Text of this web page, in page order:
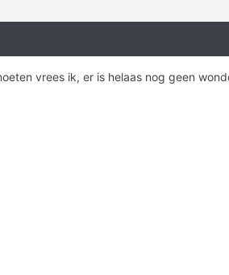
vrees ik, er is helaas nog geen